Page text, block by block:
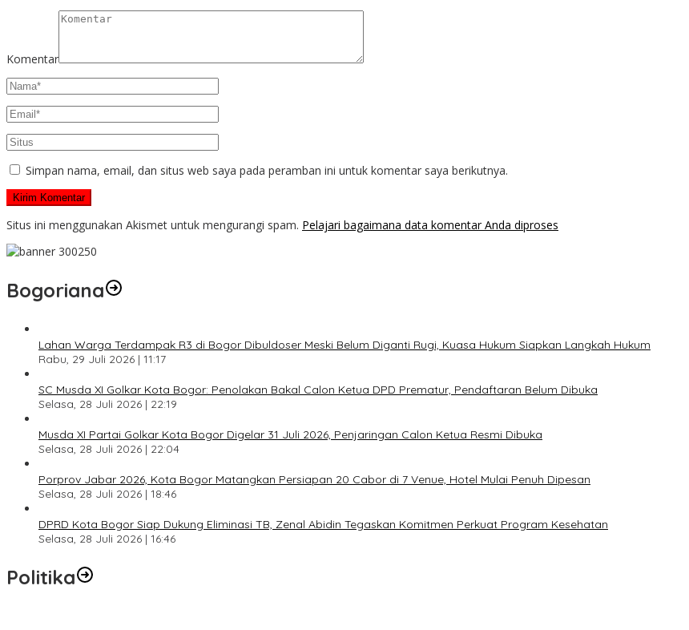
Komentar
Simpan nama, email, dan situs web saya pada peramban ini untuk komentar saya berikutnya.
Situs ini menggunakan Akismet untuk mengurangi spam. Pelajari bagaimana data komentar Anda diproses
Bogoriana
Lahan Warga Terdampak R3 di Bogor Dibuldoser Meski Belum Diganti Rugi, Kuasa Hukum Siapkan Langkah Hukum
Rabu, 29 Juli 2026 | 11:17
SC Musda XI Golkar Kota Bogor: Penolakan Bakal Calon Ketua DPD Prematur, Pendaftaran Belum Dibuka
Selasa, 28 Juli 2026 | 22:19
Musda XI Partai Golkar Kota Bogor Digelar 31 Juli 2026, Penjaringan Calon Ketua Resmi Dibuka
Selasa, 28 Juli 2026 | 22:04
Porprov Jabar 2026, Kota Bogor Matangkan Persiapan 20 Cabor di 7 Venue, Hotel Mulai Penuh Dipesan
Selasa, 28 Juli 2026 | 18:46
DPRD Kota Bogor Siap Dukung Eliminasi TB, Zenal Abidin Tegaskan Komitmen Perkuat Program Kesehatan
Selasa, 28 Juli 2026 | 16:46
Politika